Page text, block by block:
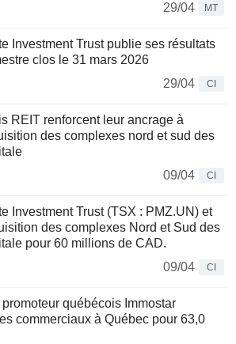
29/04
MT
Investment Trust publie ses résultats
clos le 31 mars 2026
29/04
CI
REIT renforcent leur ancrage à
des complexes nord et sud des
09/04
CI
Investment Trust (TSX : PMZ.UN) et
des complexes Nord et Sud des
pour 60 millions de CAD.
09/04
CI
québécois Immostar
commerciaux à Québec pour 63,0